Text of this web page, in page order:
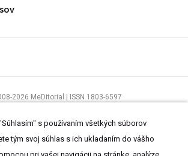
2026 MeDitorial | ISSN 1803-6597
aZásady spracovania osobných údajov
s používaním všetkých súborov
tým svoj súhlas s ich ukladaním do vášho